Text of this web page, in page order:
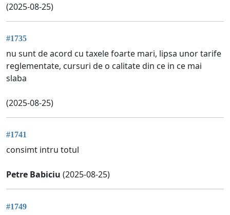
(2025-08-25)
#1735
nu sunt de acord cu taxele foarte mari, lipsa unor tarife
reglementate, cursuri de o calitate din ce in ce mai
slaba
(2025-08-25)
#1741
consimt intru totul
Petre Babiciu (2025-08-25)
#1749